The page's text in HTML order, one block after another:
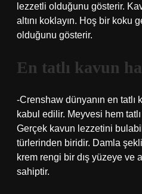
lezzetli olduğunu gösterir.
altını koklayın. Hoş bir koku
olduğunu gösterir.
En tatlı kavun
-Crenshaw dünyanın en tatlı
kabul edilir. Meyvesi hem
Gerçek kavun lezzetini
türlerinden biridir. Damla
krem ​​rengi bir dış yüzeye ve
sahiptir.